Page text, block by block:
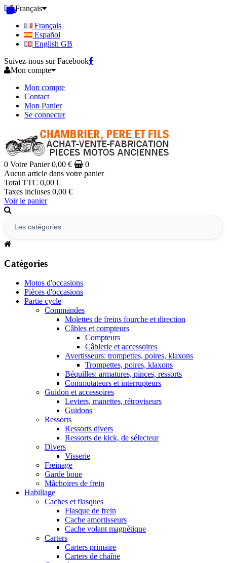
Français
Français
Español
English GB
Suivez-nous sur Facebook
Mon compte
Mon compte
Contact
Mon Panier
Se connecter
0 Votre Panier 0,00 €
0
Aucun article dans votre panier
Total TTC 0,00 €
Taxes incluses 0,00 €
Voir le panier
Catégories
Motos d'occasions
Pièces d'occasions
Partie cycle
Commandes
Molettes de freins fourche et direction
Câbles et compteurs
Compteurs
Câblerie et accessoires
Avertisseurs: trompettes, poires, klaxons
Trompettes, poires, klaxons
Béquilles: armatures, pinces, ressorts
Commutateurs et interrupteurs
Guidon et accessoires
Leviers, manettes, rétroviseurs
Guidons
Ressorts
Ressorts divers
Ressorts de kick, de sélecteur
Divers
Visserie
Freinage
Garde boue
Mâchoires de frein
Habillage
Caches et flasques
Flasque de frein
Cache amortisseurs
Cache volant magnétique
Carters
Carters primaire
Carters de chaîne